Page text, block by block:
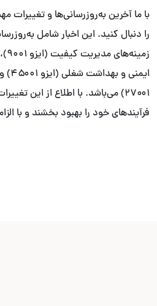
با ما آخرین به‌روزرسانی‌ها و تغییرات
را دنبال کنید. این اخبار شامل
۲۷۰۰۱) می‌باشد. با اطلاع از این
فرآیندهای خود را بهبود بخشند و با